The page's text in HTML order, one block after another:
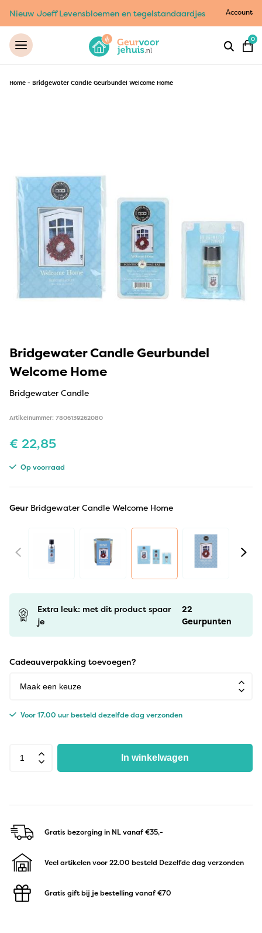
Nieuw Joeff Levensbloemen en tegelstandaardjes Account
0
Home - Bridgewater Candle Geurbundel Welcome Home
Bridgewater Candle Geurbundel
Welcome Home
Bridgewater Candle
Artikelnummer: 7806139262080
€ 22,85
Op voorraad
Geur Bridgewater Candle Welcome Home
Extra leuk: met dit product spaar
je
22
Geurpunten
Cadeauverpakking toevoegen?
Voor 17.00 uur besteld dezelfde dag verzonden
In winkelwagen
Gratis bezorging in NLvanaf €35,-
Veel artikelen voor 22.00 besteld Dezelfde dag verzonden
Gratis gift bij je bestelling vanaf €70